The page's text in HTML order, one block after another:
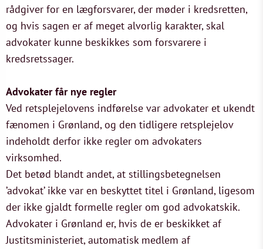
rådgiver for en lægforsvarer, der møder i kredsretten,
og hvis sagen er af meget alvorlig karakter, skal
advokater kunne beskikkes som forsvarere i
kredsretssager.
Advokater får nye regler
Ved retsplejelovens indførelse var advokater et ukendt
fænomen i Grønland, og den tidligere retsplejelov
indeholdt derfor ikke regler om advokaters
virksomhed.
Det betød blandt andet, at stillingsbetegnelsen
’advokat’ ikke var en beskyttet titel i Grønland, ligesom
der ikke gjaldt formelle regler om god advokatskik.
Advokater i Grønland er, hvis de er beskikket af
Justitsministeriet, automatisk medlem af